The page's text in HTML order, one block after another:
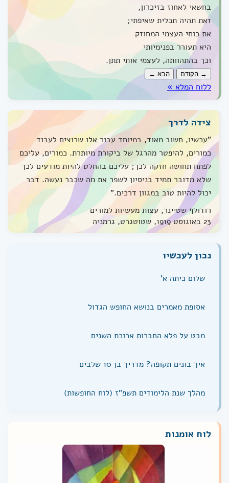
בחשאי לאחוז בזיכרון,
זאת תהיה תכלית שאיפתי;
את כוחי העצמי המחוזק
היא תעורר בפנימיותי
וכך בהתהוותה, לעצמי אותי תתן.
→ הקודם הבא ←
ללוח המלא »
צידה לדרך
"עכשיו, חשוב מאוד, במיוחד עבור אלו שרוצים לעבוד
כמורים, להיפטר מהרגל של ביקורת מיותרת. כמורים, עליכם
לפתח תחושה חזקה לכך; עליכם בהחלט להיות מודעים לכך
שלא מדובר תמיד בניסיון לשפר את מה שכבר נעשה. דבר
יכול להיות טוב במגוון דרכים."
רודולף שטיינר, עצות מעשיות למורים
23 באוגוסט 1919, שטוטגרט, גרמניה
נכון לעכשיו
שלום כיתה א'
אסופת מאמרים בנושא החופש הגדול
מבט על פלא החברות ארוכת השנים
איך בונים תקופה? מדריך בן 10 שלבים
מהלך שנת הלימודים תשפ"ז (לוח החופשות)
לוח אומנות